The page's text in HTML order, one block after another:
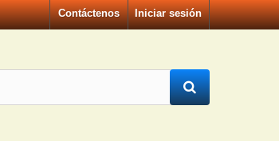
Iniciar sesión
Contáctenos